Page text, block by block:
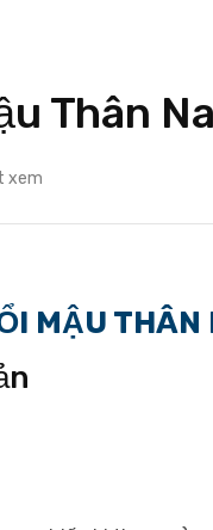
Thân
xem
MẬU THÂN